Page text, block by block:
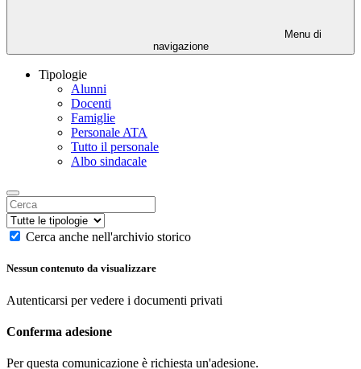
Menu di
navigazione
Tipologie
Alunni
Docenti
Famiglie
Personale ATA
Tutto il personale
Albo sindacale
Cerca anche nell'archivio storico
Nessun contenuto da visualizzare
Autenticarsi per vedere i documenti privati
Conferma adesione
Per questa comunicazione è richiesta un'adesione.